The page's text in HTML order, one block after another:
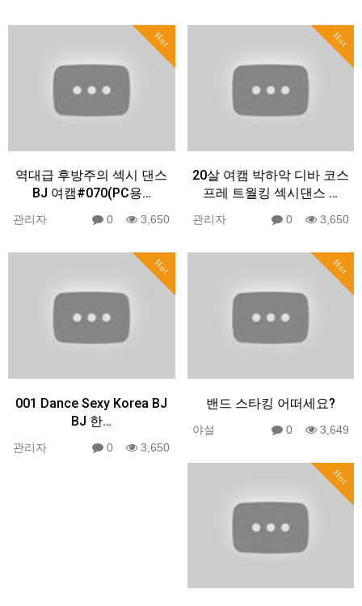
Hot
역대급 후방주의 섹시 댄스
BJ 여캠#070(PC용…
관리자 0 3,650
Hot
20살 여캠 박하악 디바 코스
프레 트월킹 섹시댄스 …
관리자 0 3,650
Hot
001 Dance Sexy Korea BJ
BJ 한…
관리자 0 3,650
Hot
밴드 스타킹 어떠세요?
야설 0 3,649
Hot